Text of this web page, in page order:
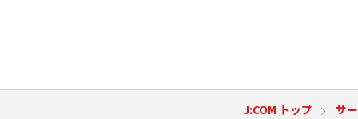
J:COM トップ サ